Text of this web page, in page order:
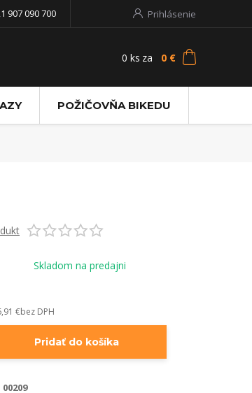
Prihlásenie
907 090 700
0 ks za 0 €
POŽIČOVŇA BIKEDU
Skladom na predajni
€bez DPH
Pridať do košíka
00209